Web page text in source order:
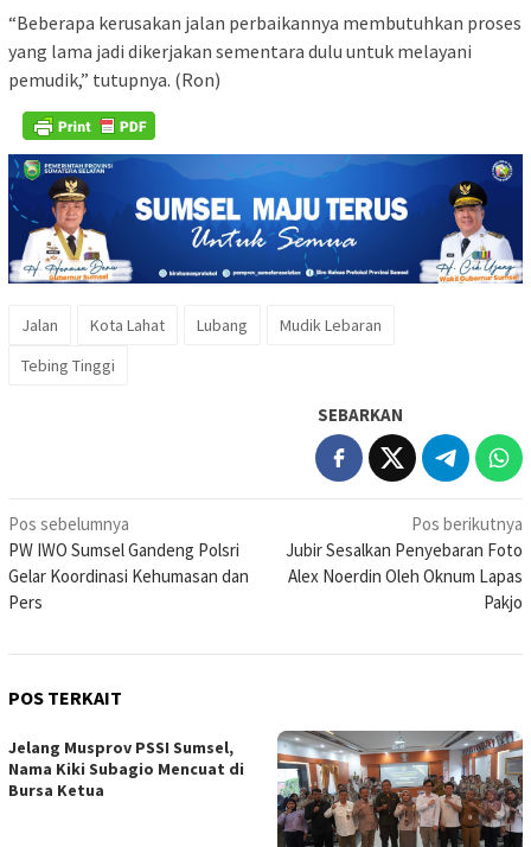
“Beberapa kerusakan jalan perbaikannya membutuhkan proses
yang lama jadi dikerjakan sementara dulu untuk melayani
pemudik,” tutupnya. (Ron)
Jalan Kota Lahat Lubang
Mudik Lebaran
Tebing Tinggi
SEBARKAN
Navigasi
pos
Pos sebelumnya
PW IWO Sumsel Gandeng Polsri
Gelar Koordinasi Kehumasan dan
Pers
Pos berikutnya
Jubir Sesalkan Penyebaran Foto
Alex Noerdin Oleh Oknum Lapas
Pakjo
POS TERKAIT
Jelang Musprov PSSI Sumsel,
Nama Kiki Subagio Mencuat di
Bursa Ketua